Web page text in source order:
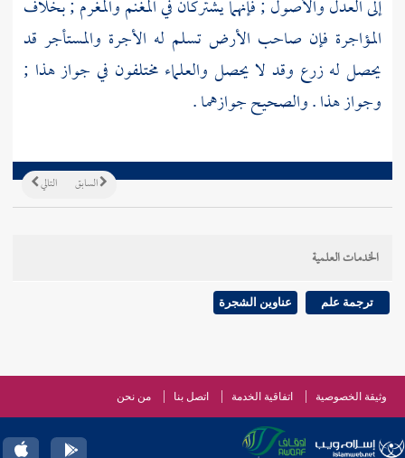
إلى العدل والأصول ; فإنهما يشتركان في المغنم والمغرم ; بخلاف
المؤاجرة فإن صاحب الأرض تسلم له الأجرة والمستأجر قد
يحصل له زرع وقد لا يحصل والعلماء مختلفون في جواز هذا ;
وجواز هذا . والصحيح جوازهما .
التالي السابق
الخدمات العلمية
ترجمة علم عناوين الشجرة
وثيقة الخصوصية اتفاقية الخدمة اتصل بنا من نحن